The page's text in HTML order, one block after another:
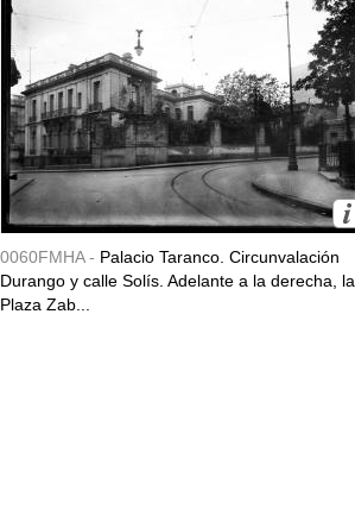
0060FMHA - Palacio Taranco. Circunvalación
Durango y calle Solís. Adelante a la derecha, la
Plaza Zab...